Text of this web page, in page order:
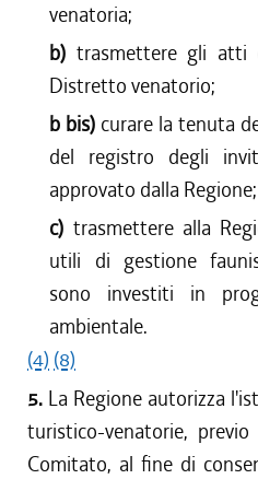
venatoria;
b) trasmettere gli
Distretto venatorio;
b bis) curare la tenuta
del registro degli
approvato dalla Regione;
c) trasmettere alla
utili di gestione
sono investiti in
ambientale.
(4) (8)
5. La Regione autorizza
turistico-venatorie,
Comitato, al fine di